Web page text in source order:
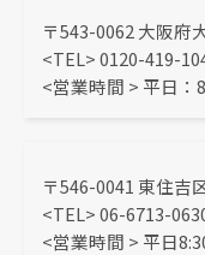
〒543-0062 大阪府
<TEL> 0120-419-
<営業時間 > 平日：
〒546-0041 東住吉
<TEL> 06-6713-
<営業時間 > 平日